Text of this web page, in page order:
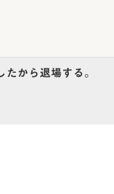
から退場する。